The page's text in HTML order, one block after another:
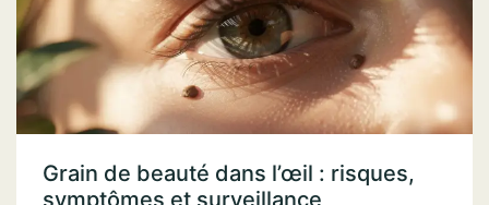
Grain de beauté dans l’œil : risques,
symptômes et surveillance